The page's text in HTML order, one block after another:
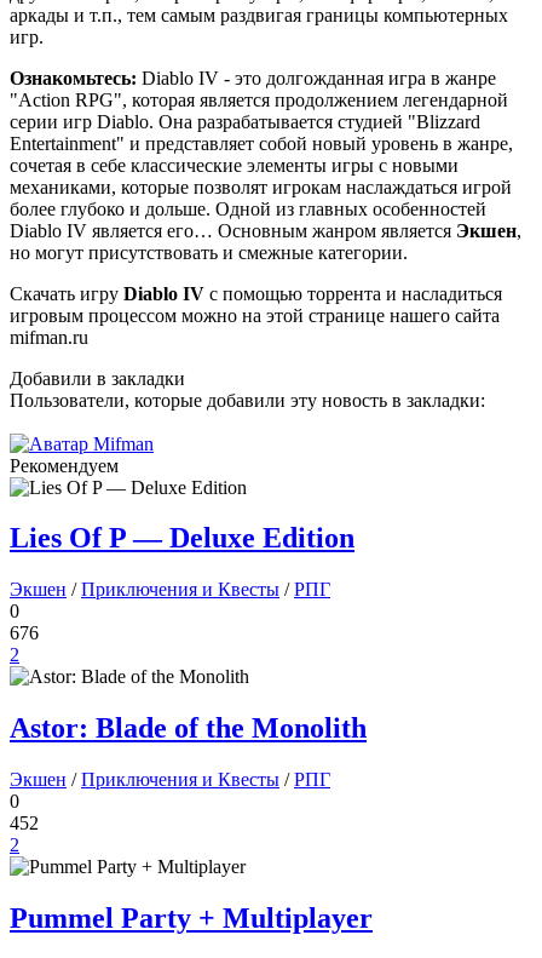
аркады и т.п., тем самым раздвигая границы компьютерных
игр.
Ознакомьтесь: Diablo IV - это долгожданная игра в жанре
"Action RPG", которая является продолжением легендарной
серии игр Diablo. Она разрабатывается студией "Blizzard
Entertainment" и представляет собой новый уровень в жанре,
сочетая в себе классические элементы игры с новыми
механиками, которые позволят игрокам наслаждаться игрой
более глубоко и дольше. Одной из главных особенностей
Diablo IV является его… Основным жанром является Экшен,
но могут присутствовать и смежные категории.
Скачать игру Diablo IV с помощью торрента и насладиться
игровым процессом можно на этой странице нашего сайта
mifman.ru
Добавили в закладки
Пользователи, которые добавили эту новость в закладки:
Рекомендуем
Lies Of P — Deluxe Edition
Экшен /Приключения и Квесты /РПГ
0
676
2
Astor: Blade of the Monolith
Экшен /Приключения и Квесты /РПГ
0
452
2
Pummel Party + Multiplayer